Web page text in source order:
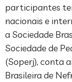
participantes
nacionais e
a Sociedade
Sociedade de
(Soperj), conta
Brasileira de